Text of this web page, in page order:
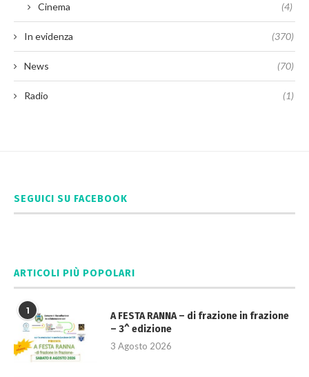
Cinema (4)
In evidenza (370)
News (70)
Radio (1)
SEGUICI SU FACEBOOK
ARTICOLI PIÙ POPOLARI
1
A FESTA RANNA – di frazione in frazione
– 3^ edizione
3 Agosto 2026